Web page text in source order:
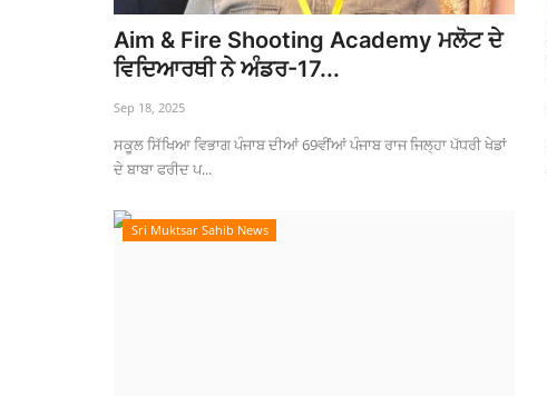
Aim & Fire Shooting Academy ਮਲੋਟ ਦੇ
ਵਿਦਿਆਰਥੀ ਨੇ ਅੰਡਰ-17...
Sep 18, 2025
ਸਕੂਲ ਸਿੱਖਿਆ ਵਿਭਾਗ ਪੰਜਾਬ ਦੀਆਂ 69ਵੀਂਆਂ ਪੰਜਾਬ ਰਾਜ ਜਿਲ੍ਹਾ ਪੱਧਰੀ ਖੇਡਾਂ
ਦੇ ਬਾਬਾ ਫਰੀਦ ਪ...
Sri Muktsar Sahib News